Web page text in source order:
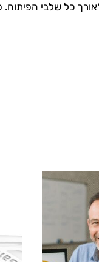
כל שלבי הפיתוח.